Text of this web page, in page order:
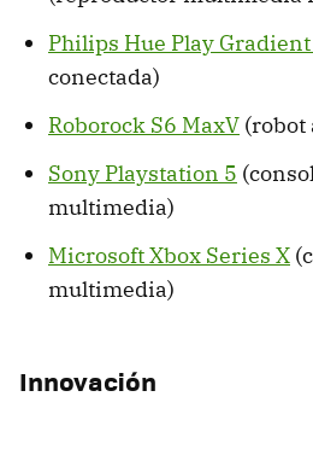
Philips Hue Play
conectada)
Roborock S6 MaxV (robot
Sony Playstation 5
multimedia)
Microsoft Xbox Series X
multimedia)
Innovación